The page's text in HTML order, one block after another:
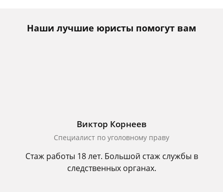
Наши лучшие юристы помогут вам
Виктор Корнеев
Cпециалист по уголовному праву
Стаж работы 18 лет. Большой стаж службы в
следственных органах.